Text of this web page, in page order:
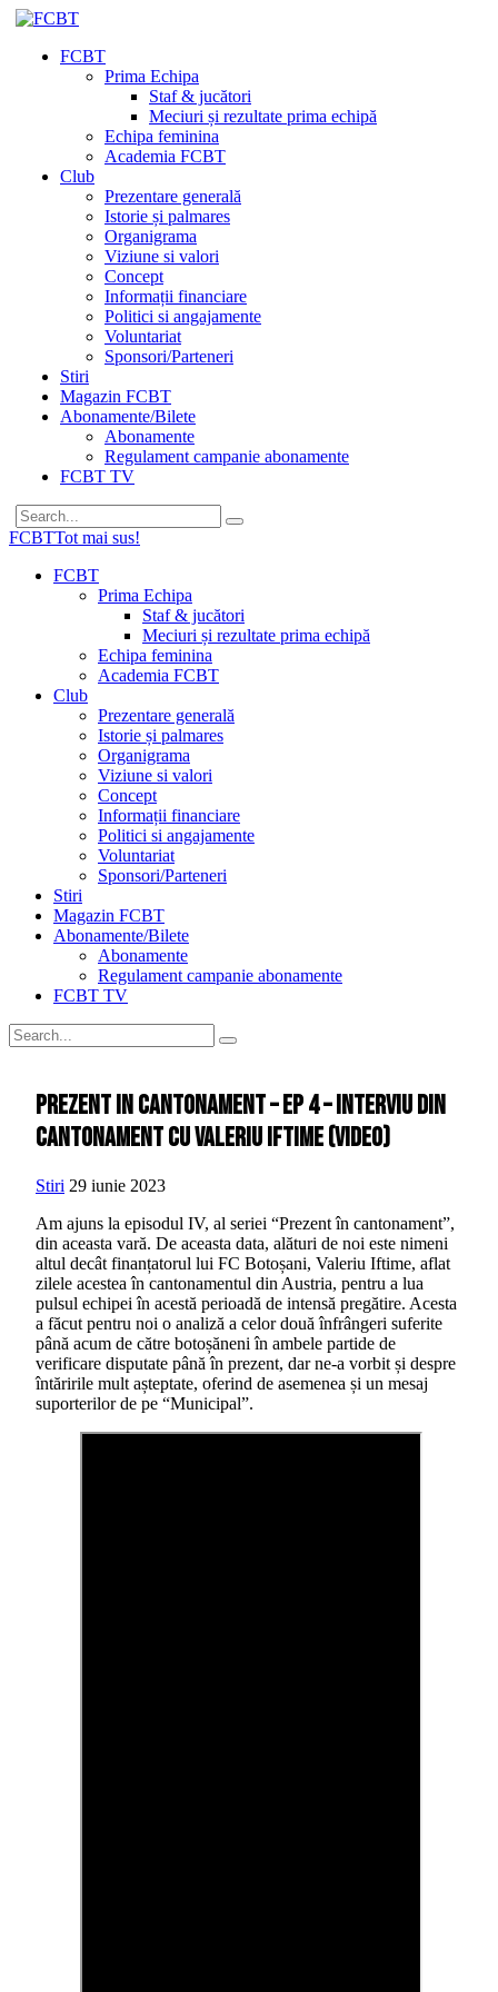
FCBT
Prima Echipa
Staf & jucători
Meciuri și rezultate prima echipă
Echipa feminina
Academia FCBT
Club
Prezentare generală
Istorie și palmares
Organigrama
Viziune si valori
Concept
Informații financiare
Politici si angajamente
Voluntariat
Sponsori/Parteneri
Stiri
Magazin FCBT
Abonamente/Bilete
Abonamente
Regulament campanie abonamente
FCBT TV
FCBTTot mai sus!
FCBT
Prima Echipa
Staf & jucători
Meciuri și rezultate prima echipă
Echipa feminina
Academia FCBT
Club
Prezentare generală
Istorie și palmares
Organigrama
Viziune si valori
Concept
Informații financiare
Politici si angajamente
Voluntariat
Sponsori/Parteneri
Stiri
Magazin FCBT
Abonamente/Bilete
Abonamente
Regulament campanie abonamente
FCBT TV
Prezent in cantonament – Ep 4 – Interviu din
cantonament cu Valeriu Iftime (video)
Stiri 29 iunie 2023
Am ajuns la episodul IV, al seriei “Prezent în cantonament”,
din aceasta vară. De aceasta data, alături de noi este nimeni
altul decât finanțatorul lui FC Botoșani, Valeriu Iftime, aflat
zilele acestea în cantonamentul din Austria, pentru a lua
pulsul echipei în acestă perioadă de intensă pregătire. Acesta
a făcut pentru noi o analiză a celor două înfrângeri suferite
până acum de către botoșăneni în ambele partide de
verificare disputate până în prezent, dar ne-a vorbit și despre
întăririle mult așteptate, oferind de asemenea și un mesaj
suporterilor de pe “Municipal”.